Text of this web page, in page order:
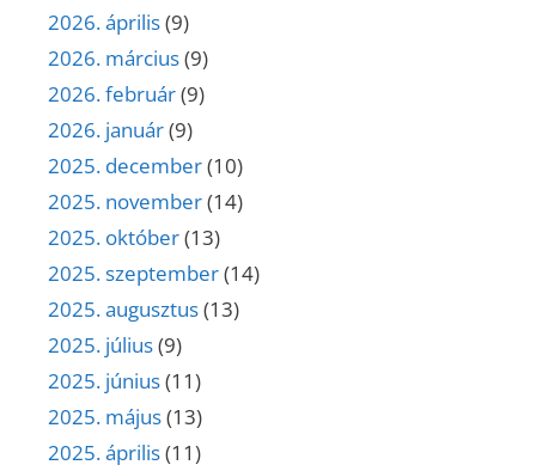
2026. április(9)
2026. március(9)
2026. február(9)
2026. január(9)
2025. december(10)
2025. november(14)
2025. október(13)
2025. szeptember(14)
2025. augusztus(13)
2025. július(9)
2025. június(11)
2025. május(13)
2025. április(11)